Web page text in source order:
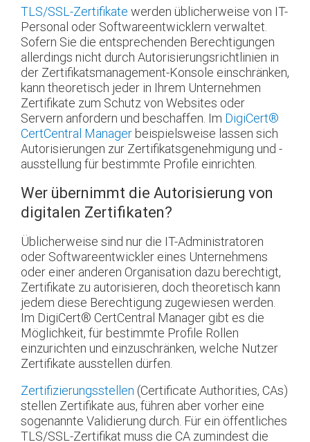
TLS/SSL-Zertifikate werden üblicherweise von IT-
Personal oder Softwareentwicklern verwaltet.
Sofern Sie die entsprechenden Berechtigungen
allerdings nicht durch Autorisierungsrichtlinien in
der Zertifikatsmanagement-Konsole einschränken,
kann theoretisch jeder in Ihrem Unternehmen
Zertifikate zum Schutz von Websites oder
Servern anfordern und beschaffen. Im DigiCert®
CertCentral Manager beispielsweise lassen sich
Autorisierungen zur Zertifikatsgenehmigung und -
ausstellung für bestimmte Profile einrichten.
Wer übernimmt die Autorisierung von
digitalen Zertifikaten?
Üblicherweise sind nur die IT-Administratoren
oder Softwareentwickler eines Unternehmens
oder einer anderen Organisation dazu berechtigt,
Zertifikate zu autorisieren, doch theoretisch kann
jedem diese Berechtigung zugewiesen werden.
Im DigiCert® CertCentral Manager gibt es die
Möglichkeit, für bestimmte Profile Rollen
einzurichten und einzuschränken, welche Nutzer
Zertifikate ausstellen dürfen.
Zertifizierungsstellen (Certificate Authorities, CAs)
stellen Zertifikate aus, führen aber vorher eine
sogenannte Validierung durch. Für ein öffentliches
TLS/SSL-Zertifikat muss die CA zumindest die